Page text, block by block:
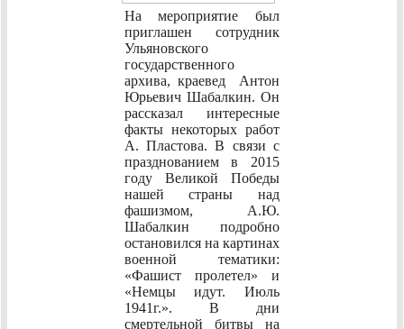
На мероприятие был
приглашен сотрудник
Ульяновского
государственного
архива, краевед Антон
Юрьевич Шабалкин. Он
рассказал интересные
факты некоторых работ
А. Пластова. В связи с
празднованием в 2015
году Великой Победы
нашей страны над
фашизмом, А.Ю.
Шабалкин подробно
остановился на картинах
военной тематики:
«Фашист пролетел» и
«Немцы идут. Июль
1941г.». В дни
смертельной битвы на